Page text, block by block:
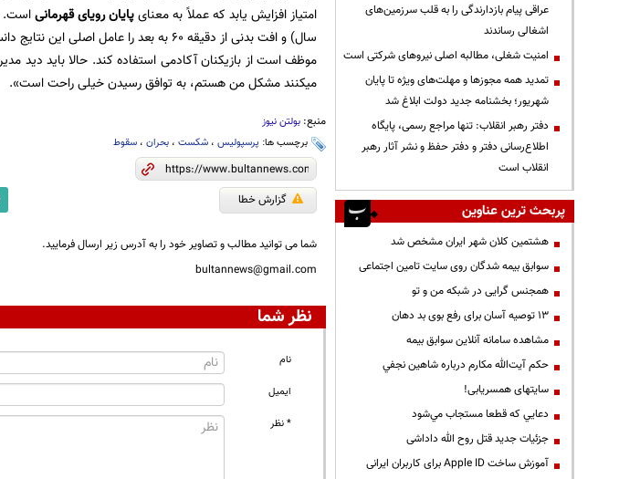
امتیاز افزایش یابد که عملاً به معنایپایان رویای قهرمانی
سال) و افت بدنی از دقیقه ۶۰ به بعد را
موظف است از بازیکنان آکادمی استفاده کند. حالا باید دید
میکنند مشکل من هستم، به توافق رسیدن خیلی راحت است».
منبع: بولتن نیوز
برچسب ها: پرسپولیس، شکست، بحران، سقوط
گزارش خطا
شما می توانید مطالب و تصاویر خود را به آدرس زیر ارسال فرمایید.
bultannews@gmail.com
نظر شما
نام
ایمیل
* نظر
عراقی پیام بازدارندگی را به قلب سرزمین‌های
اشغالی رساندند
‌امنیت شغلی، مطالبه اصلی نیروهای شرکتی است
تمدید همه مجوزها و مهلت‌های ویژه تا پایان
شهریور؛ بخشنامه جدید دولت ابلاغ شد
دفتر رهبر انقلاب: تنها مراجع رسمی، پایگاه
اطلاع‌رسانی دفتر و دفتر حفظ و نشر آثار رهبر
انقلاب است
پربحث ترین عناوین
هشتمین کلان شهر ایران مشخص شد
سوابق بیمه شدگان روی سایت تامین اجتماعی
همجنس گرایی در شبکه من و تو
13 توصیه آسان برای رفع بوی بد دهان
مشاهده سامانه آنلاين سوابق بیمه
حكم آيت‌الله مكارم درباره شاهين نجفي
سایتهای همسریابی!
دعايي كه قطعا مستجاب مي‌شود
جزئیات جدید قتل روح الله داداشی
آموزش ساخت Apple ID برای کاربران ایرانی